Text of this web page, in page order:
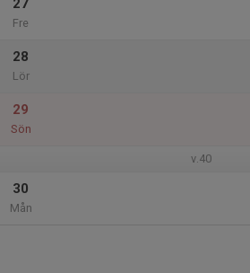
27
Fre
28
Lör
29
Sön
v.40
30
Mån